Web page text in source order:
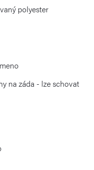
polyester
na záda - lze schovat